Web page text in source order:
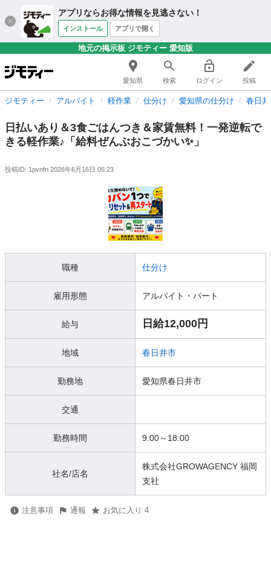
アプリならお得な情報を見逃さない！
インストール アプリで開く
地元の掲示板 ジモティー 愛知版
愛知県 検索 ログイン 投稿
ジモティー アルバイト 軽作業 仕分け 愛知県の仕分け 春日
日払いあり＆3食ごはんつき＆家賃無料！一発逆転で
きる軽作業♪「給料ぜんぶおこづかい✨」
投稿ID: 1pvnfn 2026年6月16日 05:23
職種 仕分け
雇用形態 アルバイト・パート
給与 日給12,000円
地域 春日井市
勤務地 愛知県春日井市
交通
勤務時間 9:00～18:00
社名/店名
株式会社GROWAGENCY 福岡
支社
注意事項 通報 お気に入り 4